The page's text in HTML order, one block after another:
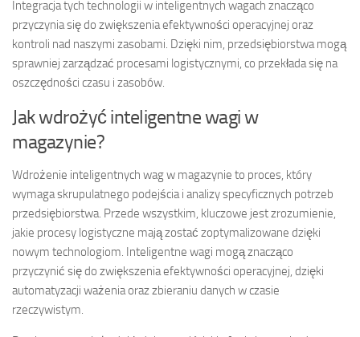
Integracja tych technologii w inteligentnych wagach znacząco
przyczynia się do zwiększenia efektywności operacyjnej oraz
kontroli nad naszymi zasobami. Dzięki nim, przedsiębiorstwa mogą
sprawniej zarządzać procesami logistycznymi, co przekłada się na
oszczędności czasu i zasobów.
Jak wdrożyć inteligentne wagi w
magazynie?
Wdrożenie inteligentnych wag w magazynie to proces, który
wymaga skrupulatnego podejścia i analizy specyficznych potrzeb
przedsiębiorstwa. Przede wszystkim, kluczowe jest zrozumienie,
jakie procesy logistyczne mają zostać zoptymalizowane dzięki
nowym technologiom. Inteligentne wagi mogą znacząco
przyczynić się do zwiększenia efektywności operacyjnej, dzięki
automatyzacji ważenia oraz zbieraniu danych w czasie
rzeczywistym.